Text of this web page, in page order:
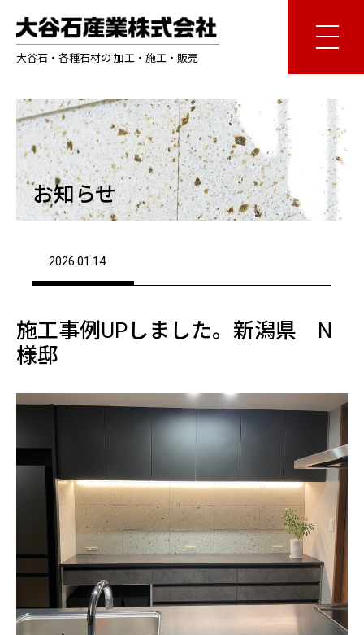
大谷石・各種石材の 加工・施工・販売
お知らせ
2026.01.14
施工事例UPしました。新潟県 N
様邸